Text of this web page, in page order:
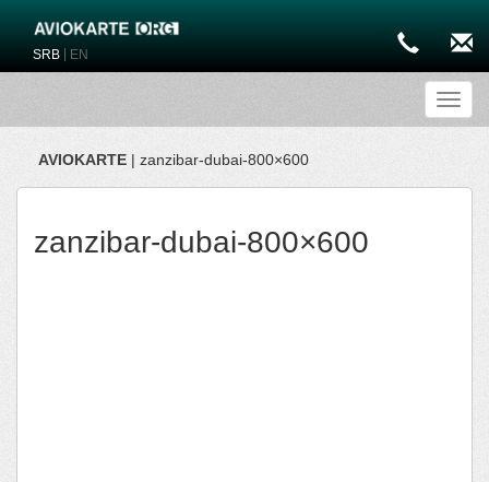
SRB EN
AVIOKARTE | zanzibar-dubai-800×600
zanzibar-dubai-800×600